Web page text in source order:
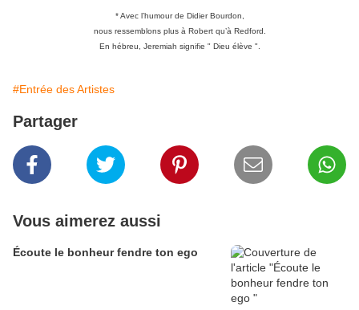
* Avec l’humour de Didier Bourdon,
nous ressemblons plus à Robert qu’à Redford.
En hébreu, Jeremiah signifie " Dieu élève ".
#Entrée des Artistes
Partager
Vous aimerez aussi
Écoute le bonheur fendre ton ego